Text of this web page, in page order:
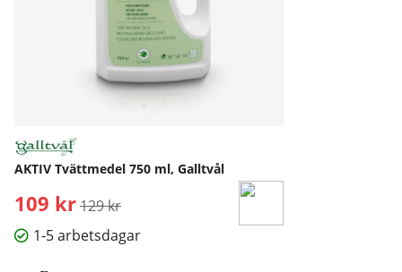
AKTIV Tvättmedel 750 ml, Galltvål
109 kr Ordinarie pris:
129 kr
1-5 arbetsdagar